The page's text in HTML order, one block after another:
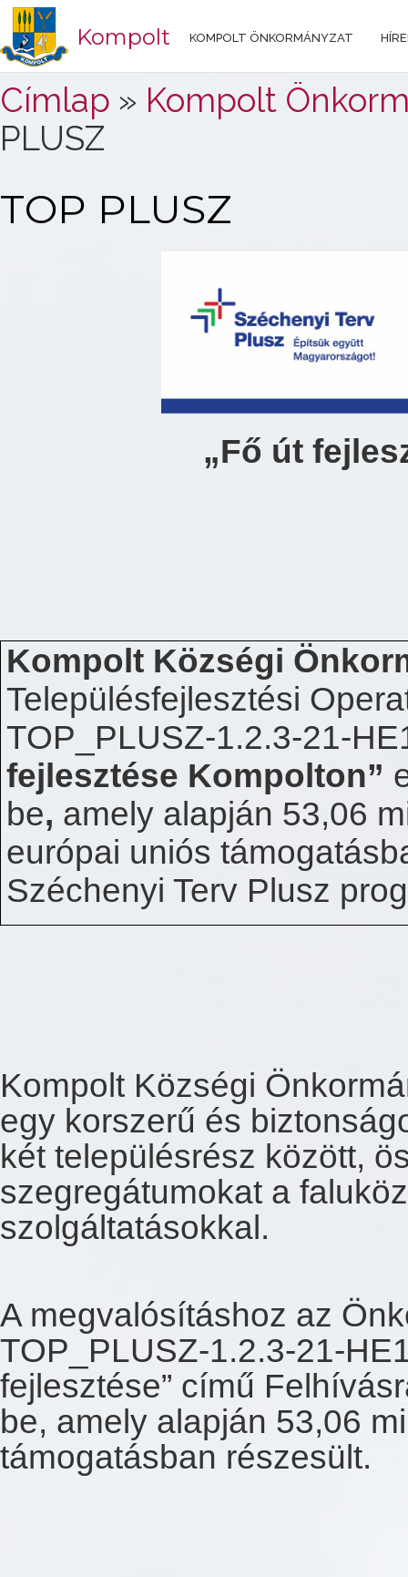
Kompolt KOMPOLT ÖNKORMÁNYZAT
Jelenlegi hely
Címlap » Kompolt
PLUSZ
TOP PLUSZ
„Fő út
Kompolt Községi
Településfejlesztési
TOP_PLUSZ-1.2.3-21-
fejlesztése Kompolton”
be, amely alapján 53,06
európai uniós
Széchenyi Terv Plusz
Kompolt Községi
egy korszerű és
két településrész között,
szegregátumokat a
szolgáltatásokkal.
A megvalósításhoz az
TOP_PLUSZ-1.2.3-21-
fejlesztése” című
be, amely alapján 53,06
támogatásban részesült.